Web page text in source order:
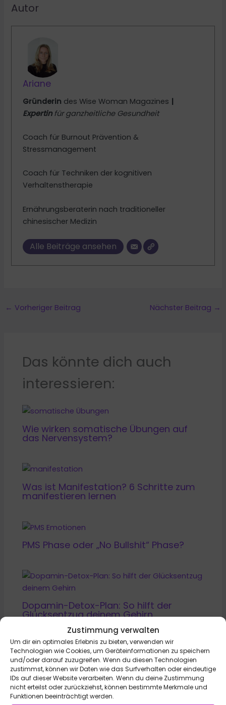
Zustimmung verwalten
Um dir ein optimales Erlebnis zu bieten, verwenden wir
Technologien wie Cookies, um Geräteinformationen zu speichern
und/oder darauf zuzugreifen. Wenn du diesen Technologien
zustimmst, können wir Daten wie das Surfverhalten oder eindeutige
IDs auf dieser Website verarbeiten. Wenn du deine Zustimmung
nicht erteilst oder zurückziehst, können bestimmte Merkmale und
Funktionen beeinträchtigt werden.
Autor
Ariane
Gründerin des Wise Woman Magazines |
Expertin für ganzheitliche Gesundheit
Coach für Burnout Prävention &
Stressmanagement
Coach für Techniken der kognitiven
Verhaltenstherapie
Ernährungsberaterin nach traditioneller
chinesischer Medizin
Alle Beiträge ansehen
← Vorheriger Beitrag Nächster Beitrag →
Das könnte dich auch
interessieren:
Wie wirken somatische Übungen auf
das Nervensystem?
Was ist Manifestation? 6 Schritte zum
manifestieren lernen
PMS Phase oder „No Bullshit“ Phase?
Dopamin-Detox-Plan: So hilft der
Glücksentzug deinem Gehirn
Was ist Reiki und wie heilt es? Einblicke
einer Reiki Schülerin